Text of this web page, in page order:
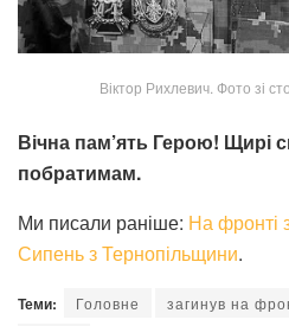
Віктoр Рихлевич. Фото зі
Вічна пам’ять Герою! Щирі
побратимам.
Ми писали раніше: На фронті
Сипень з Тернопільщини.
Теми: Головне загинув на